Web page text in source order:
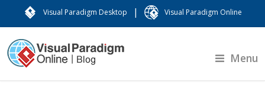
Visual Paradigm Desktop | Visual Paradigm Online
Menu